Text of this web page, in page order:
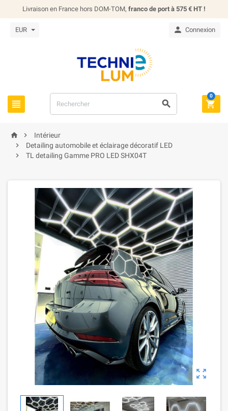
Livraison en France hors DOM-TOM, franco de port à 575 € HT !
EUR  Connexion
  
0
 
Intérieur

Detailing automobile et éclairage décoratif LED

TL detailing Gamme PRO LED SHX04T
